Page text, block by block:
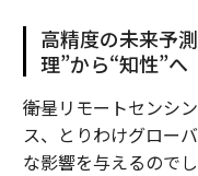
高精度の未来予
理”から“知性”へ
――衛星リモートセン
ス、とりわけグロー
な影響を与えるのでし